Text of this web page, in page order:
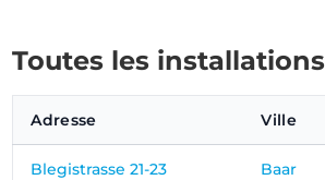
Toutes les installations
Adresse Ville
Blegistrasse 21-23 Baar